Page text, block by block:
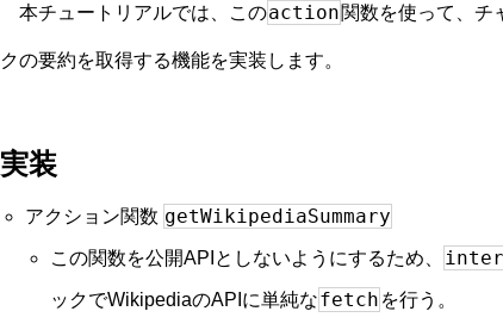
本チュートリアルでは、このaction関数を使って、チ
クの要約を取得する機能を実装します。
実装
アクション関数 getWikipediaSummary
この関数を公開APIとしないようにするため、
ックでWikipediaのAPIに単純なfetch を行う。